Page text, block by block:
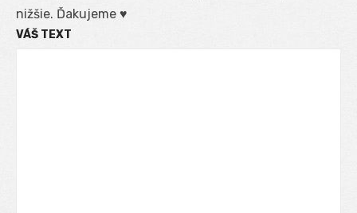
nižšie. Ďakujeme ♥
VÁŠ TEXT